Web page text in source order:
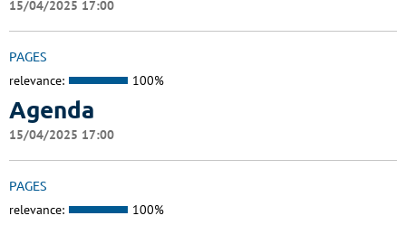
15/04/2025 17:00
PAGES
relevance: 100%
Agenda
15/04/2025 17:00
PAGES
relevance: 100%